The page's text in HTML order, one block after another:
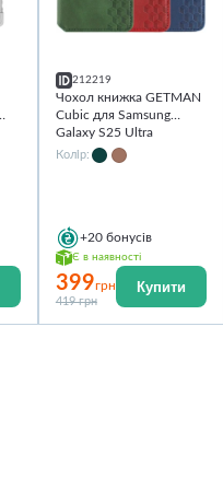
212219
Чохол книжка GETMAN
Cubic для Samsung
Galaxy S25 Ultra
Колір:
+20 бонусів
Є в наявності
399грн
419 грн
Купити